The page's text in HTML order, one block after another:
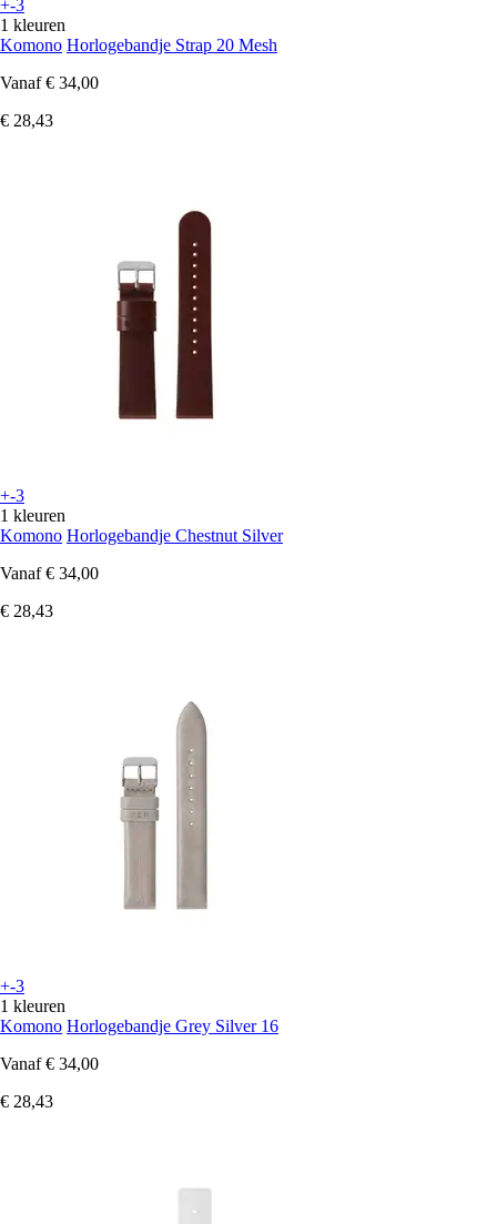
+-3
1 kleuren
Komono Horlogebandje Strap 20 Mesh
Vanaf € 34,00
€ 28,43
+-3
1 kleuren
Komono Horlogebandje Chestnut Silver
Vanaf € 34,00
€ 28,43
+-3
1 kleuren
Komono Horlogebandje Grey Silver 16
Vanaf € 34,00
€ 28,43